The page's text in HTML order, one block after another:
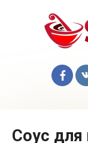
Соус